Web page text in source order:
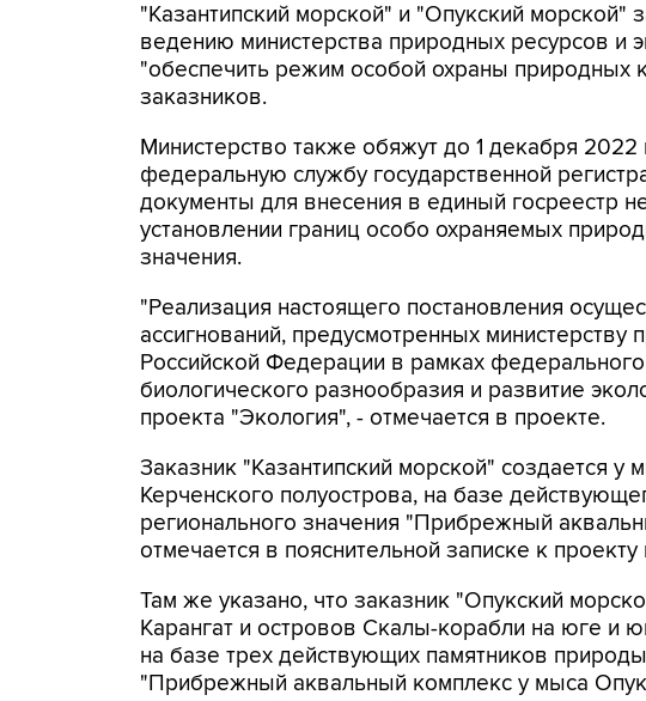
"Казантипский морской" и "Опукский морской"
ведению министерства природных ресурсов и
"обеспечить режим особой охраны природных
заказников.
Министерство также обяжут до 1 декабря 2022
федеральную службу государственной
документы для внесения в единый госреестр
установлении границ особо охраняемых
значения.
"Реализация настоящего постановления
ассигнований, предусмотренных министерству
Российской Федерации в рамках
биологического разнообразия и развитие
проекта "Экология", - отмечается в проекте.
Заказник "Казантипский морской" создается у
Керченского полуострова, на базе
регионального значения "Прибрежный
отмечается в пояснительной записке к
Там же указано, что заказник "Опукский
Карангат и островов Скалы-корабли на юге и
на базе трех действующих памятников
"Прибрежный аквальный комплекс у мыса